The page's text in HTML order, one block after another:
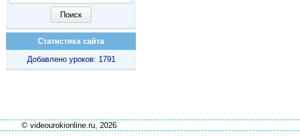
Статистика сайта
Добавлено уроков: 1791
© videourokionline.ru, 2026